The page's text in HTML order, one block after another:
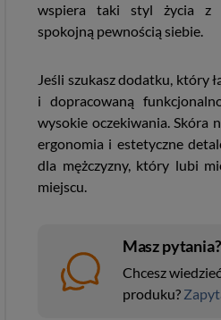
wspiera taki styl życia z
spokojną pewnością siebie.
Jeśli szukasz dodatku, który
i dopracowaną
wysokie oczekiwania. Skóra
ergonomia i estetyczne
dla mężczyzny, który lubi
miejscu.
Masz pytania?
Chcesz
produku?